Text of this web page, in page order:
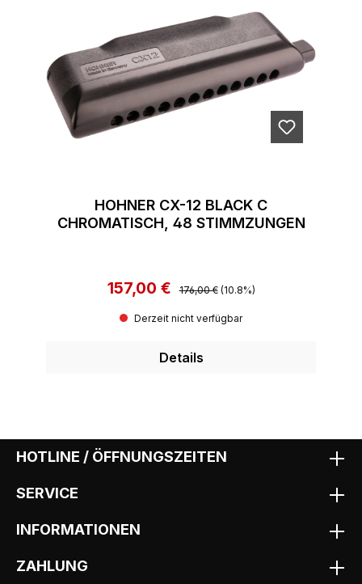
HOHNER CX-12 BLACK C
CHROMATISCH, 48 STIMMZUNGEN
Verkaufspreis:
157,00 € Regulärer Preis:
176,00 € (10.8%)
Derzeit nicht verfügbar
Details
HOTLINE / ÖFFNUNGSZEITEN
SERVICE
INFORMATIONEN
ZAHLUNG